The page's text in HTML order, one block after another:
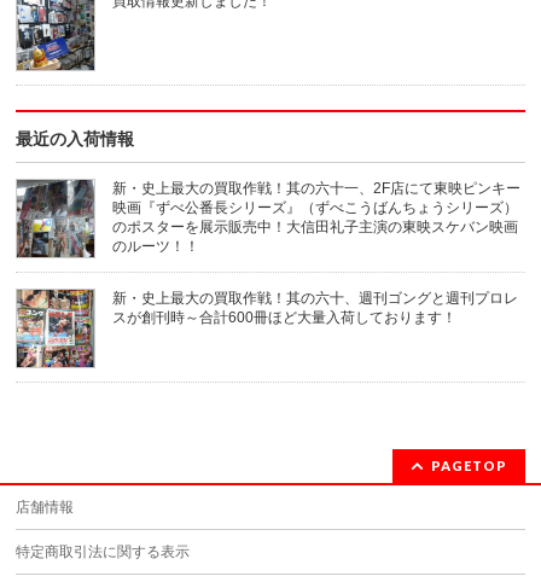
い
ウ
ィ
ン
ド
ウ
開
き
ま
す)
開
き
ま
す)
最近の入荷情報
新・史上最大の買取作戦！其の六十一、2F店にて東映ピンキー
映画『ずべ公番長シリーズ』（ずべこうばんちょうシリーズ）
のポスターを展示販売中！大信田礼子主演の東映スケバン映画
のルーツ！！
新・史上最大の買取作戦！其の六十、週刊ゴングと週刊プロレ
スが創刊時～合計600冊ほど大量入荷しております！
PAGETOP
店舗情報
特定商取引法に関する表示